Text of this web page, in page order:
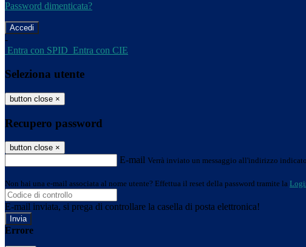
Password dimenticata?
-
Entra con SPID Entra con CIE
Seleziona utente
button close ×
Recupero password
button close ×
E-mail Verrà inviato un messaggio all'indirizzo
Non hai una e-mail associata al nome utente? Effettua il reset della password tramite la
E-mail inviata, si prega di controllare la casella di posta elettronica!
Errore